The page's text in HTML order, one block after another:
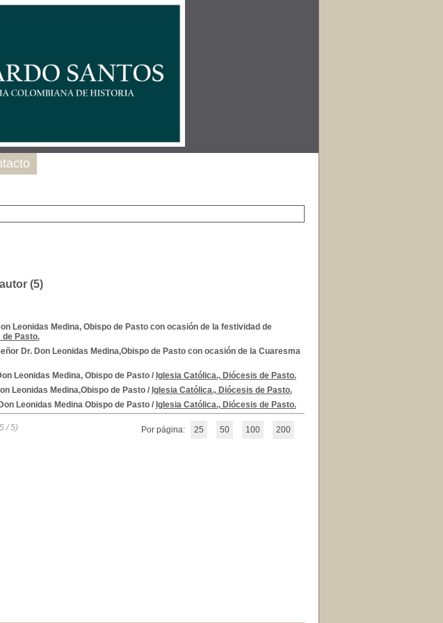
(5)
Leonidas Medina, Obispo de Pasto con ocasión de la festividad de
de Pasto.
Dr. Don Leonidas Medina,Obispo de Pasto con ocasión de la Cuaresma
Leonidas Medina, Obispo de Pasto / Iglesia Católica., Diócesis de Pasto.
Leonidas Medina,Obispo de Pasto / Iglesia Católica., Diócesis de Pasto.
Leonidas Medina Obispo de Pasto / Iglesia Católica., Diócesis de Pasto.
/ 5) Por página: 25 50 100 200